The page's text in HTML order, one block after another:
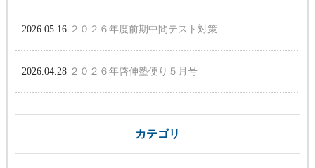
2026.05.16 ２０２６年度前期中間テスト対策
2026.04.28 ２０２６年啓伸塾便り５月号
カテゴリ